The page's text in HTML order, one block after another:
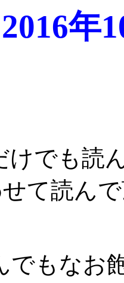
年
けでも読
て読ん
でもなお